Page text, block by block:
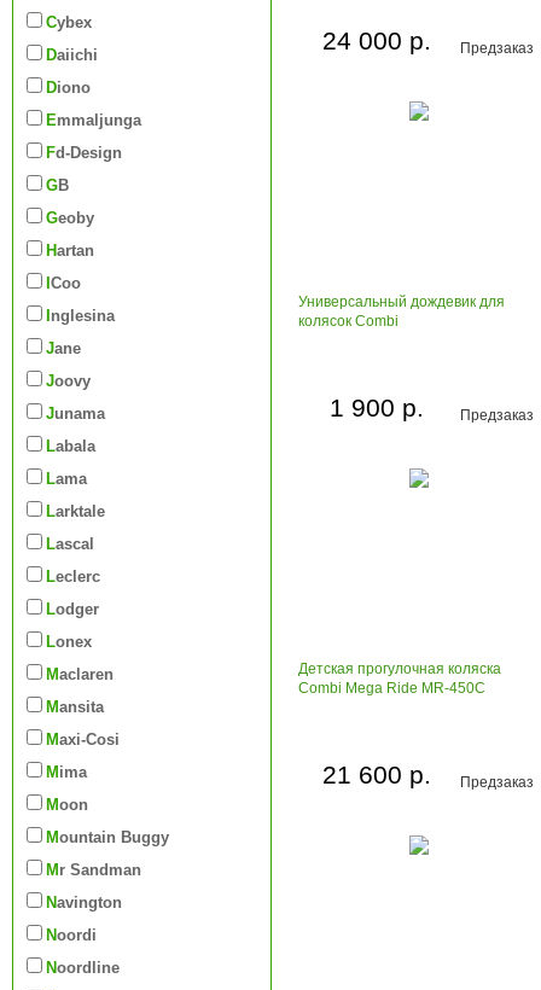
Cybex
Daiichi
Diono
Emmaljunga
Fd-Design
GB
Geoby
Hartan
iCoo
Inglesina
Jane
Joovy
Junama
Labala
Lama
Larktale
Lascal
Leclerc
Lodger
Lonex
Maclaren
Mansita
Maxi-Cosi
Mima
Moon
Mountain Buggy
Mr Sandman
Navington
Noordi
Noordline
Предзаказ
24 000 р.
Универсальный дождевик для
колясок Combi
Предзаказ
1 900 р.
Детская прогулочная коляска
Combi Mega Ride MR-450C
Предзаказ
21 600 р.